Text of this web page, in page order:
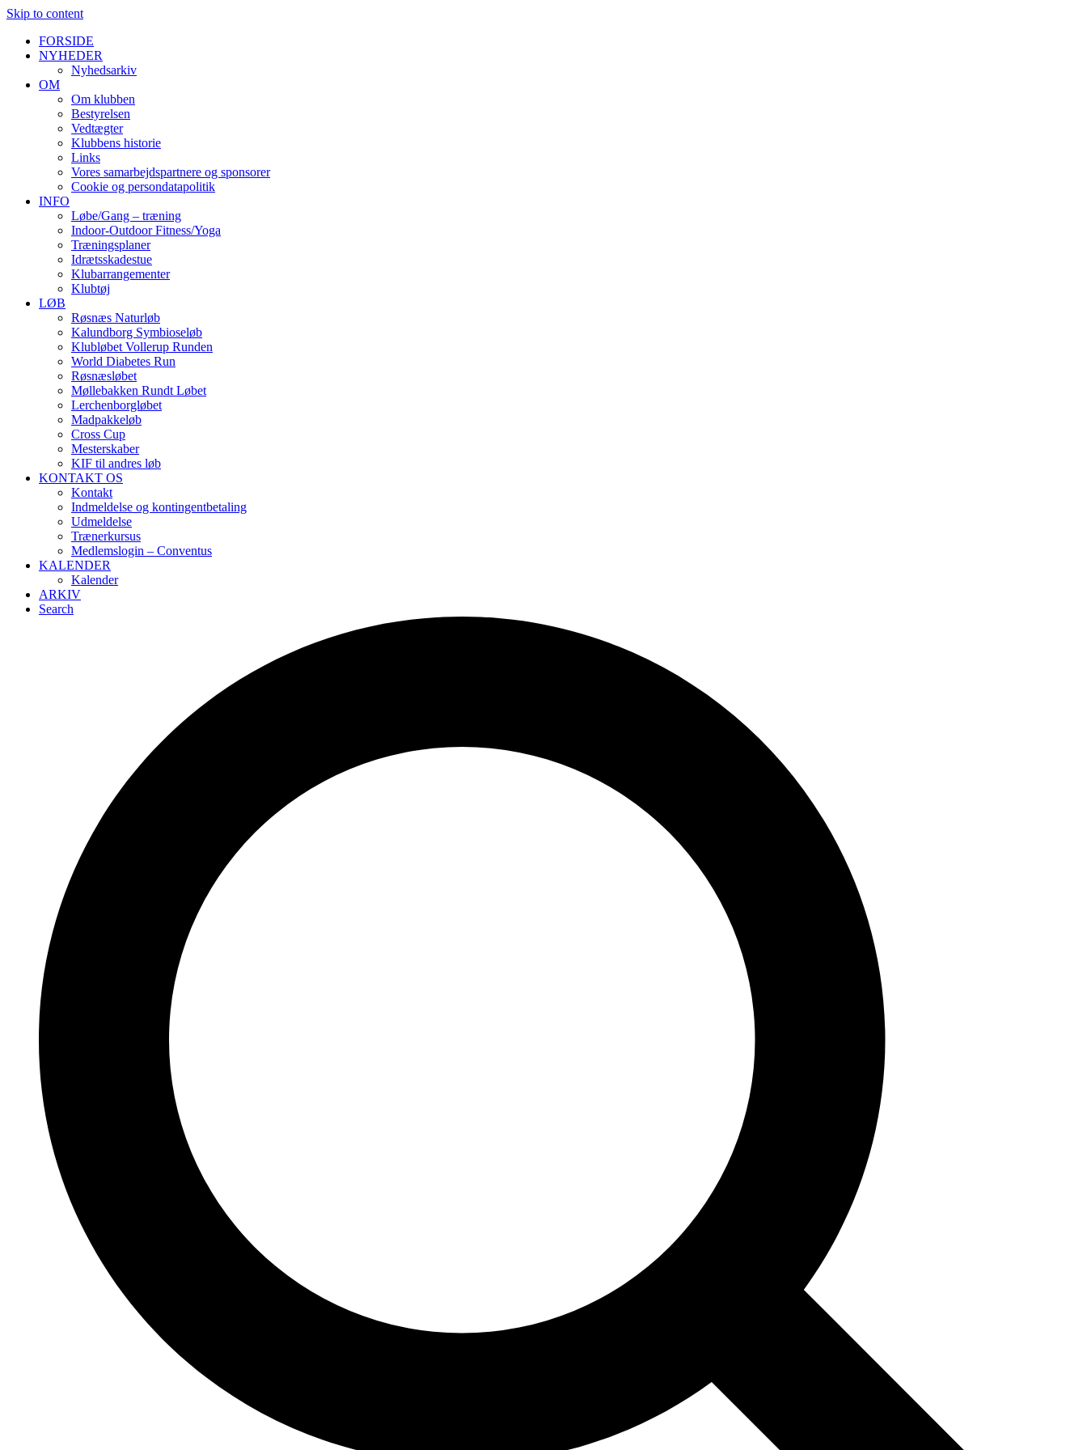
Skip to content
FORSIDE
NYHEDER
Nyhedsarkiv
OM
Om klubben
Bestyrelsen
Vedtægter
Klubbens historie
Links
Vores samarbejdspartnere og sponsorer
Cookie og persondatapolitik
INFO
Løbe/Gang – træning
Indoor-Outdoor Fitness/Yoga
Træningsplaner
Idrætsskadestue
Klubarrangementer
Klubtøj
LØB
Røsnæs Naturløb
Kalundborg Symbioseløb
Klubløbet Vollerup Runden
World Diabetes Run
Røsnæsløbet
Møllebakken Rundt Løbet
Lerchenborgløbet
Madpakkeløb
Cross Cup
Mesterskaber
KIF til andres løb
KONTAKT OS
Kontakt
Indmeldelse og kontingentbetaling
Udmeldelse
Trænerkursus
Medlemslogin – Conventus
KALENDER
Kalender
ARKIV
Search